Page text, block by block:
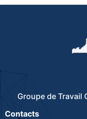
Groupe de Travail
Contacts